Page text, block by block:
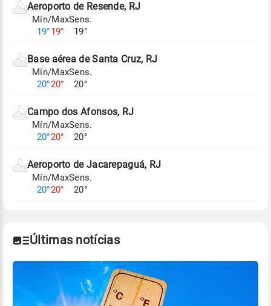
Aeroporto de Resende, RJ
Mín/Max
19°19°
Sens.
19°
Base aérea de Santa Cruz, RJ
Mín/Max
20°20°
Sens.
20°
Campo dos Afonsos, RJ
Mín/Max
20°20°
Sens.
20°
Aeroporto de Jacarepaguá, RJ
Mín/Max
20°20°
Sens.
20°
Últimas notícias